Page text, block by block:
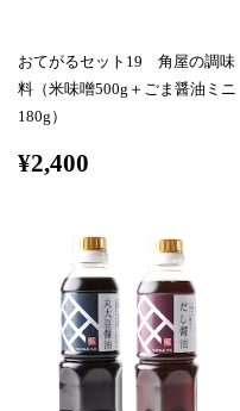
おてがるセット19 角屋の調味
料（米味噌500g＋ごま醤油ミニ
180g）
¥2,400